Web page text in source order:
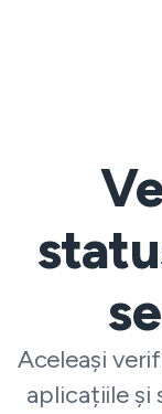
Aceleași
aplicațiile și